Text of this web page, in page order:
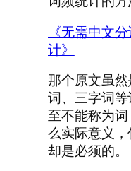
《无需中文
计》
那个原文虽
词、三字词
至不能称为
么实际意义
却是必须的。